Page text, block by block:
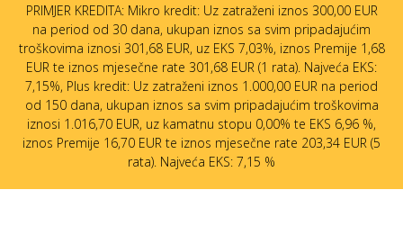
PRIMJER KREDITA: Mikro kredit: Uz zatraženi iznos 300,00 EUR
na period od 30 dana, ukupan iznos sa svim pripadajućim
troškovima iznosi 301,68 EUR, uz EKS 7,03%, iznos Premije 1,68
EUR te iznos mjesečne rate 301,68 EUR (1 rata). Najveća EKS:
7,15%, Plus kredit: Uz zatraženi iznos 1.000,00 EUR na period
od 150 dana, ukupan iznos sa svim pripadajućim troškovima
iznosi 1.016,70 EUR, uz kamatnu stopu 0,00% te EKS 6,96 %,
iznos Premije 16,70 EUR te iznos mjesečne rate 203,34 EUR (5
rata). Najveća EKS: 7,15 %